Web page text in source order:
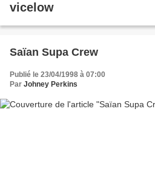
vicelow
Saïan Supa Crew
Publié le 23/04/1998 à 07:00
Par Johney Perkins